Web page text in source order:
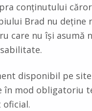
conținutului
Brad nu deține
care nu își asumă
disponibil pe
în mod obligatoriu
oficial.